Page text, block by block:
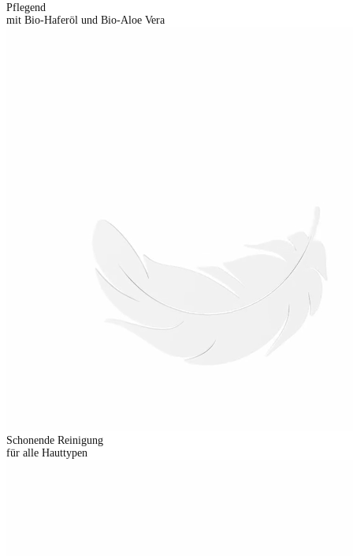
Pflegend
mit Bio-Haferöl und Bio-Aloe Vera
Schonende Reinigung
für alle Hauttypen